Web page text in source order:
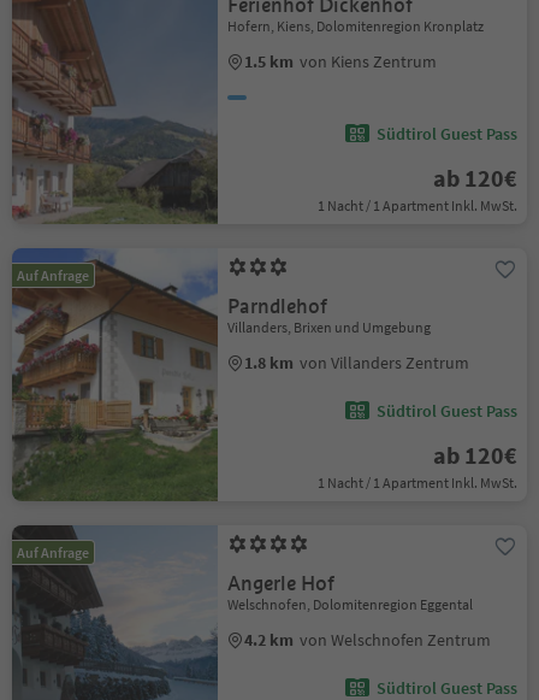
Ferienhof Dickenhof
Hofern, Kiens, Dolomitenregion Kronplatz
1.5 km von Kiens Zentrum
Südtirol Guest Pass
ab 120€
1 Nacht / 1 Apartment Inkl. MwSt.
Auf Anfrage
Parndlehof
Villanders, Brixen und Umgebung
1.8 km von Villanders Zentrum
Südtirol Guest Pass
ab 120€
1 Nacht / 1 Apartment Inkl. MwSt.
Auf Anfrage
Angerle Hof
Welschnofen, Dolomitenregion Eggental
4.2 km von Welschnofen Zentrum
Südtirol Guest Pass